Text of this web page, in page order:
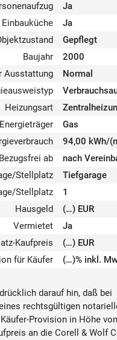
Ja
Einbauküche
Ja
Gepflegt
Baujahr
2000
Ausstattung
Normal
Heizungsart
Gas
94,00 kWh/
Bezugsfrei ab
nach
Stellplatz
Tiefgarage
Stellplatz
1
Hausgeld
(…) EUR
Vermietet
Ja
Kaufpreis
(…) EUR
für Käufer
(…)% inkl.
darauf hin, daß bei
rechtsgültigen
Provision in Höhe
an die Corell & Wolf